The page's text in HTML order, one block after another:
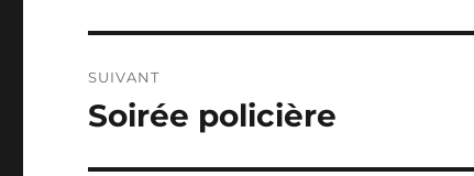
SUIVANT
Publication
Soirée policière